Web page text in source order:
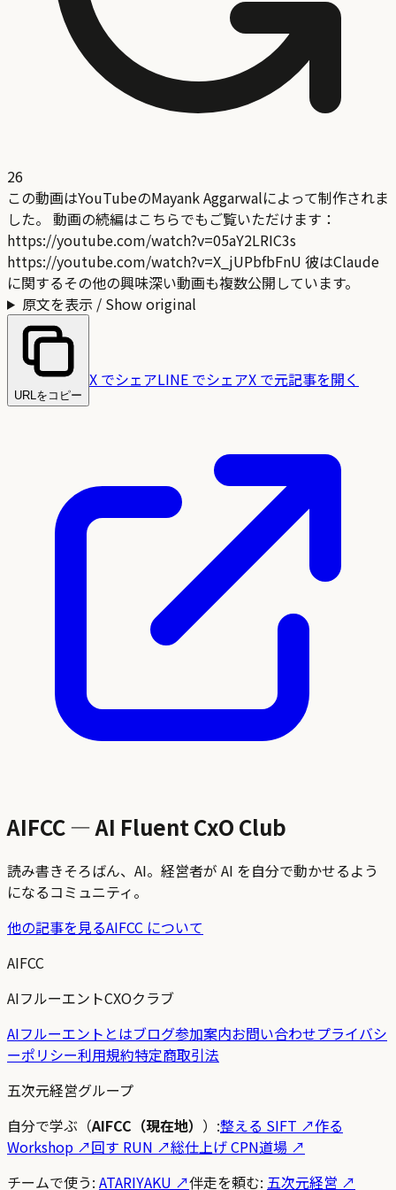
26
この動画はYouTubeのMayank Aggarwalによって制作されま
した。 動画の続編はこちらでもご覧いただけます：
https://youtube.com/watch?v=05aY2LRIC3s
https://youtube.com/watch?v=X_jUPbfbFnU 彼はClaude
に関するその他の興味深い動画も複数公開しています。
原文を表示 / Show original
URLをコピー
X でシェアLINE でシェアX で元記事を開く
AIFCC — AI Fluent CxO Club
読み書きそろばん、AI。経営者が AI を自分で動かせるよう
になるコミュニティ。
他の記事を見るAIFCC について
AIFCC
AIフルーエントCXOクラブ
AIフルーエントとはブログ参加案内お問い合わせプライバシ
ーポリシー利用規約特定商取引法
五次元経営グループ
自分で学ぶ（AIFCC（現在地） ）:整える SIFT ↗作る
Workshop ↗回す RUN ↗総仕上げ CPN道場 ↗
チームで使う: ATARIYAKU ↗伴走を頼む: 五次元経営 ↗